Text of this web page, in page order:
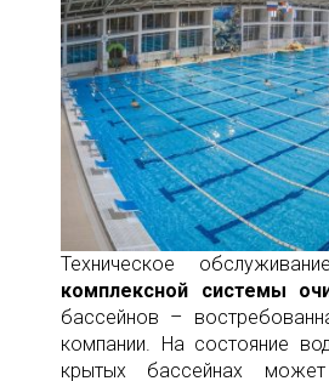
Техническое
комплексной системы
бассейнов –
компании. На состояние
крытых бассейнах